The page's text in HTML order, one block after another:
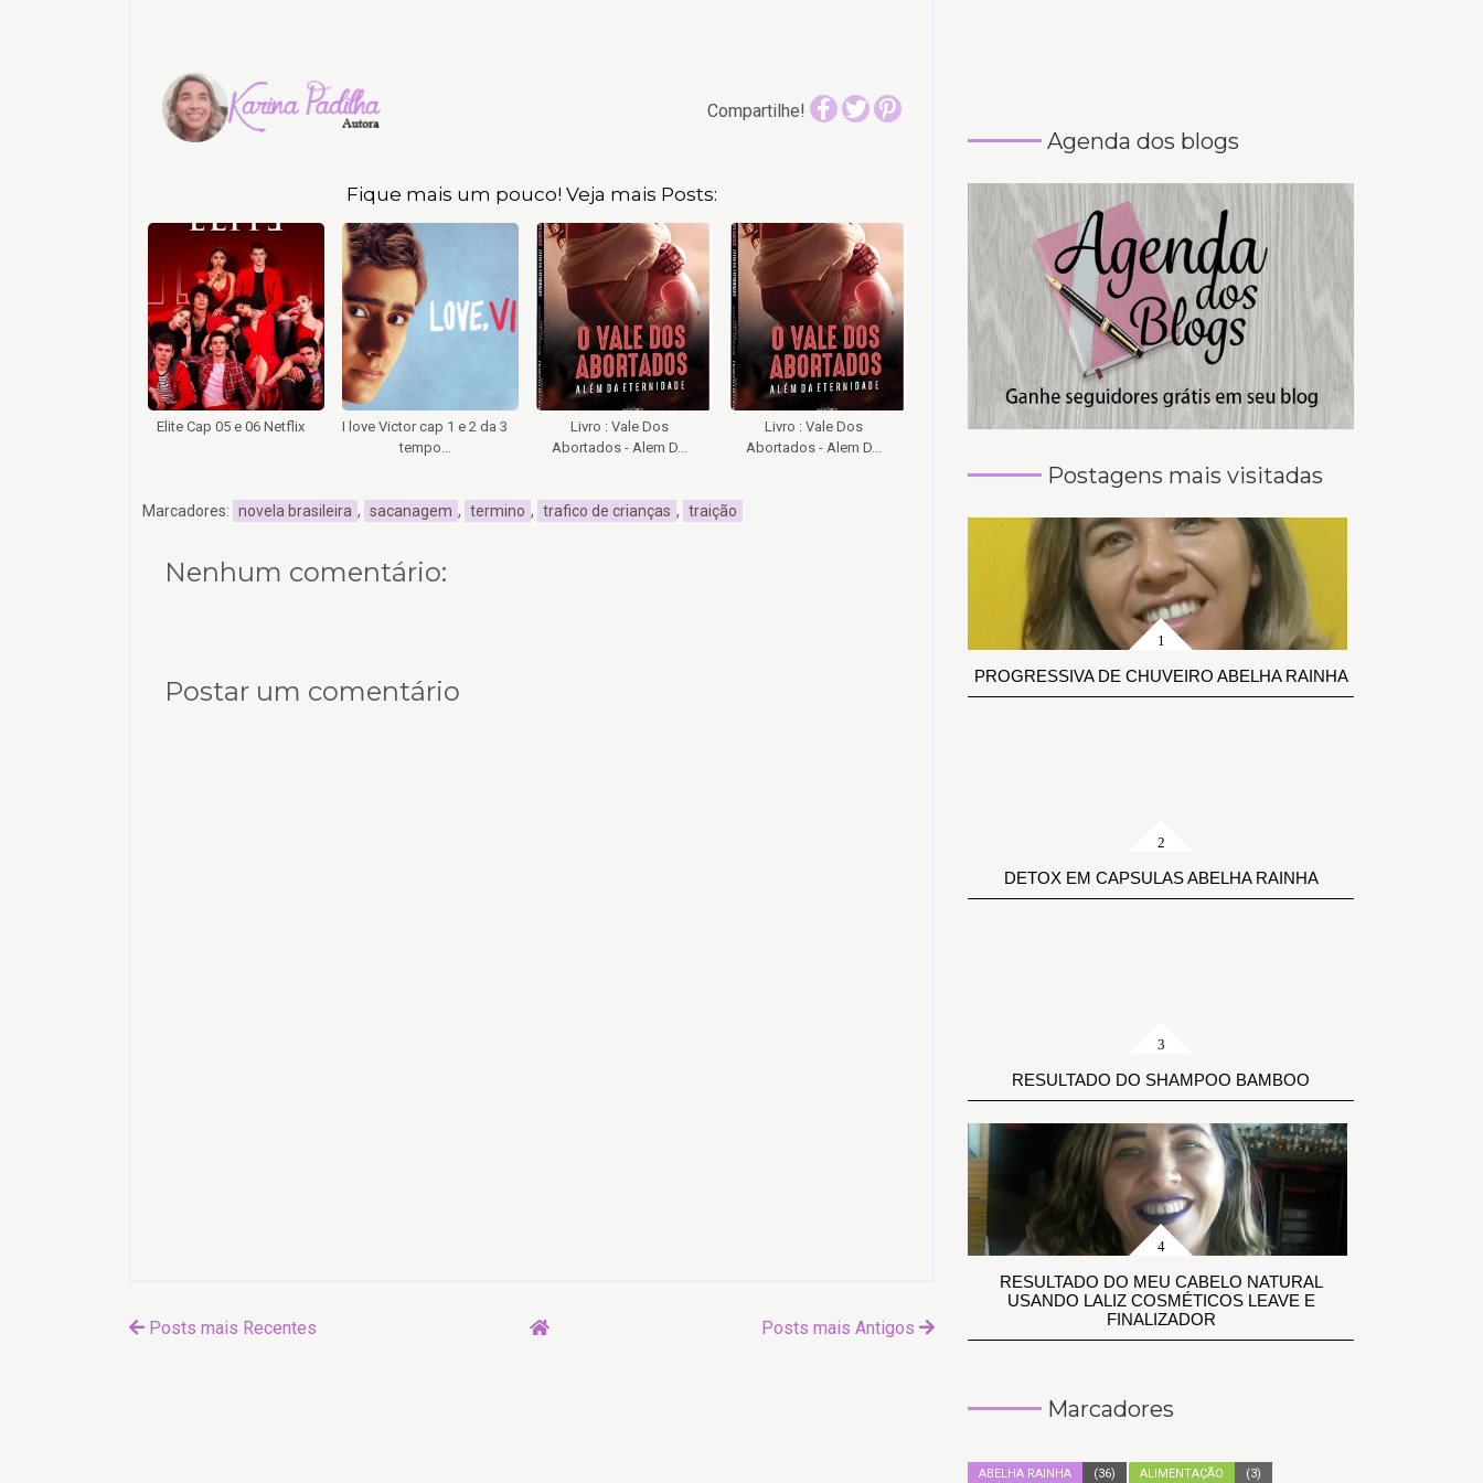
Compartilhe!
Fique mais um pouco! Veja mais Posts:
Elite Cap 05 e 06 Netflix
I love Victor cap 1 e 2 da 3
tempo...
Livro : Vale Dos
Abortados - Alem D...
Livro : Vale Dos
Abortados - Alem D...
Marcadores: novela brasileira , sacanagem , termino , trafico de crianças , traição
Nenhum comentário:
Postar um comentário
Posts mais Recentes Posts mais Antigos
Agenda dos blogs
Postagens mais visitadas
PROGRESSIVA DE CHUVEIRO ABELHA RAINHA
DETOX EM CAPSULAS ABELHA RAINHA
RESULTADO DO SHAMPOO BAMBOO
RESULTADO DO MEU CABELO NATURAL
USANDO LALIZ COSMÉTICOS LEAVE E
FINALIZADOR
Marcadores
ABELHA RAINHA (36) ALIMENTAÇÃO (3)